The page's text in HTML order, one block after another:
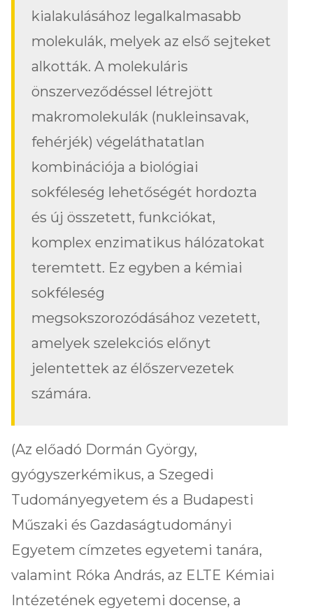
kialakulásához legalkalmasabb
molekulák, melyek az első sejteket
alkották. A molekuláris
önszerveződéssel létrejött
makromolekulák (nukleinsavak,
fehérjék) végeláthatatlan
kombinációja a biológiai
sokféleség lehetőségét hordozta
és új összetett, funkciókat,
komplex enzimatikus hálózatokat
teremtett. Ez egyben a kémiai
sokféleség
megsokszorozódásához vezetett,
amelyek szelekciós előnyt
jelentettek az élőszervezetek
számára.
(Az előadó Dormán György,
gyógyszerkémikus, a Szegedi
Tudományegyetem és a Budapesti
Műszaki és Gazdaságtudományi
Egyetem címzetes egyetemi tanára,
valamint Róka András, az ELTE Kémiai
Intézetének egyetemi docense, a